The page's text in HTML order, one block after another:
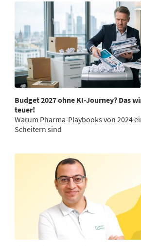
Budget 2027 ohne KI-Journey? Das
teuer!
Warum Pharma-Playbooks von 2024
Scheitern sind